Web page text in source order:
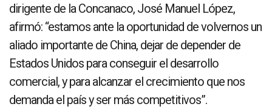
dirigente de la Concanaco, José Manuel López,
afirmó: “estamos ante la oportunidad de volvernos un
aliado importante de China, dejar de depender de
Estados Unidos para conseguir el desarrollo
comercial, y para alcanzar el crecimiento que nos
demanda el país y ser más competitivos”.